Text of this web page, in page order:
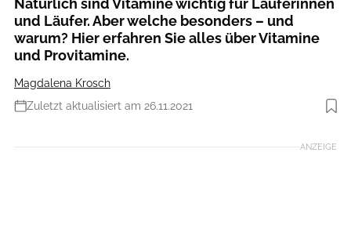
und Läufer. Aber welche besonders – und
warum? Hier erfahren Sie alles über Vitamine
und Provitamine.
Magdalena Krosch
Zuletzt aktualisiert am 26.11.2021
Foto: iStockphoto
ANZEIGE